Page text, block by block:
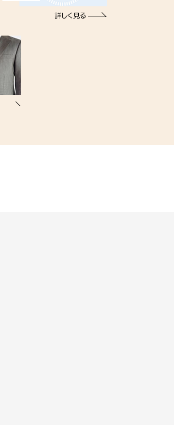
詳しく見る